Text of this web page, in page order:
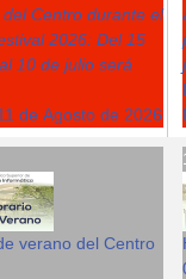
Centro durante el
2026: Del 15
10 de julio será
de Agosto de 2026
verano del Centro